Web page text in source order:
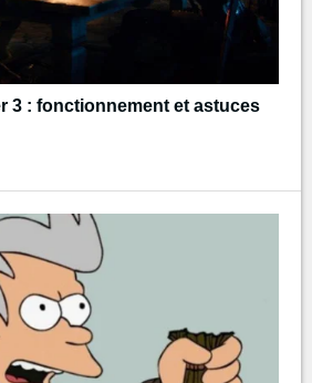
3 : fonctionnement et astuces